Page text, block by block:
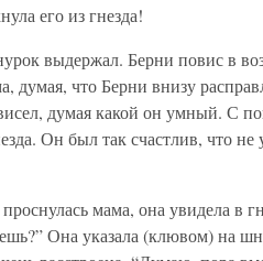
его из гнезда!
выдержал. Берни повис в
думая, что Берни внизу
думая какой он умный. С
Он был так счастлив, что не
мама, она увидела в
Она указала (клювом) на